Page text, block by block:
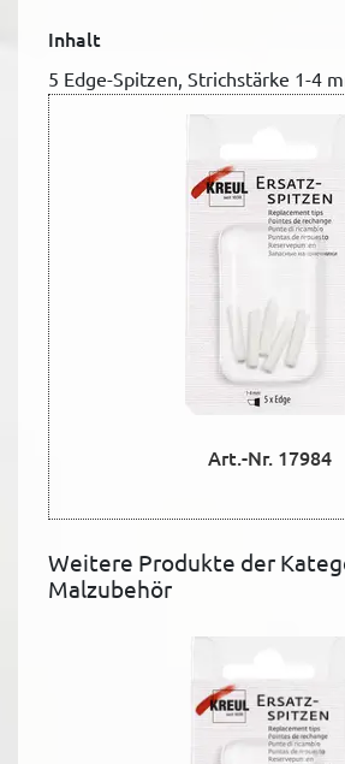
Inhalt
5 Edge-Spitzen, Strichstärke 1-4
Art.-Nr. 17984
Weitere Produkte der
Malzubehör